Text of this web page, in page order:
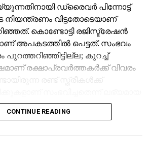
ഡ്രൈവര്‍ പിന്നോട്ട്
നിയന്ത്രണം വിട്ടതോടെയാണ്
കൊണ്ടോട്ടി രജിസ്ട്രേഷന്‍
അപകടത്തില്‍ പെട്ടത്. സംഭവം
പുറത്തറിഞ്ഞിട്ടില്ല; കുറച്ച്
രക്ഷാപ്രവര്‍ത്തകര്‍ക്ക് വിവരം
രണ്ട് സ്ത്രീകള്‍ക്ക്
CONTINUE READING